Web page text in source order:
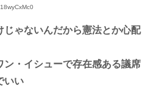
じゃないんだから憲法とか心配
ン・イシューで存在感ある議席
いい